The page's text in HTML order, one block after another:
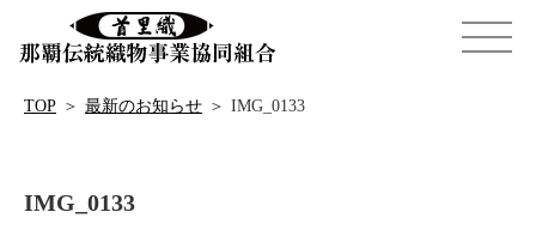
TOP ＞ 最新のお知らせ ＞ IMG_0133
IMG_0133